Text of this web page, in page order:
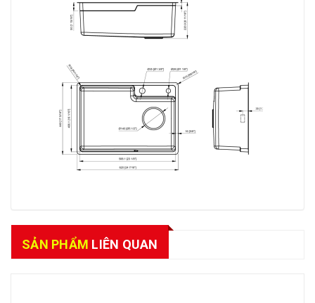
SẢN PHẨM LIÊN QUAN